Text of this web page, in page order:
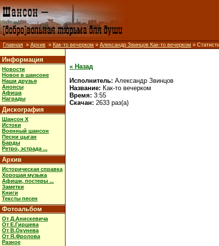
Главная » Архив » Как-то вечерком » Александр Звинцов Как-то вечерком »
Информация
Новости
Новое в шансоне
Наши друзья
Анонсы
Афиша
Награды
Дискография
Шансон X
Истоки
Военный шансон
Песни цыган
Барды
Ретро, эстрада ...
Архив
Историческая справка
Хорошая музыка
Афиши, постеры ...
Заметки
Книги
Тексты песен
Фотоальбом
От Д.Анискевича
От Е.Гиршева
От В.Окунева
От Я.Фролова
Разное
« Назад
Исполнитель: Александр Звинцов
Название: Как-то вечерком
Время: 3:55
Скачан: 2633 раз(а)